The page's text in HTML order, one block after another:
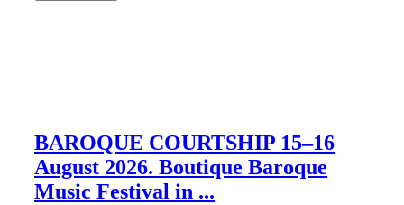
BAROQUE COURTSHIP 15–16
August 2026. Boutique Baroque
Music Festival in ...